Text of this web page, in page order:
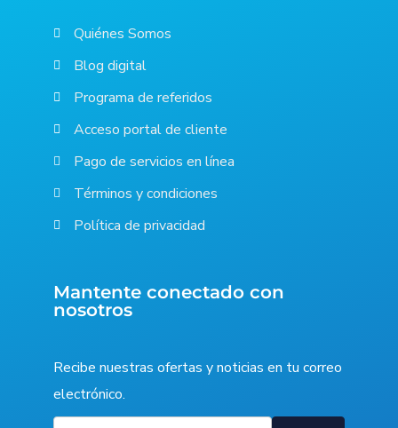
Quiénes Somos
Blog digital
Programa de referidos
Acceso portal de cliente
Pago de servicios en línea
Términos y condiciones
Política de privacidad
Mantente conectado con
nosotros
Recibe nuestras ofertas y noticias en tu correo
electrónico.